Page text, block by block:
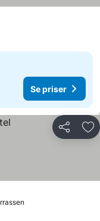
Se priser
Del